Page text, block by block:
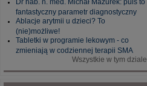
Dr hab. n. med. Michał Mazurek: puls to
fantastyczny parametr diagnostyczny
Ablacje arytmii u dzieci? To
(nie)możliwe!
Tabletki w programie lekowym - co
zmieniają w codziennej terapii SMA
Wszystkie w tym dziale